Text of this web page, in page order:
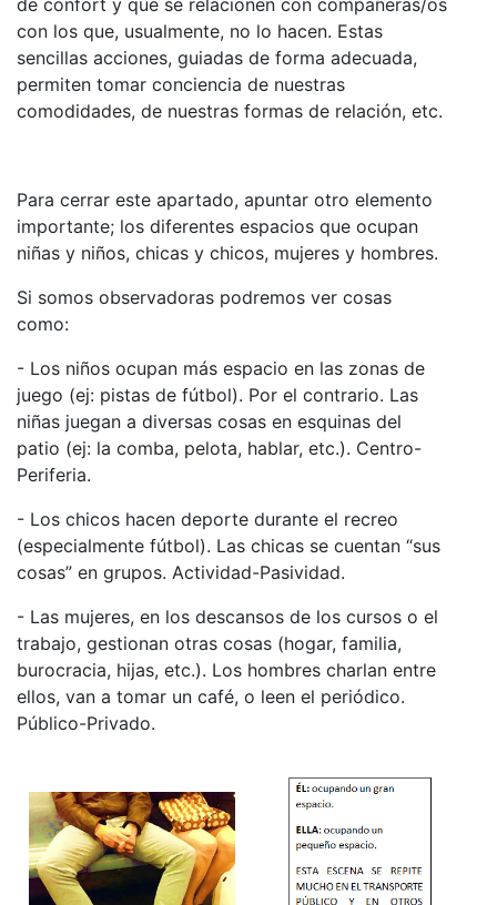
con los que, usualmente, no lo hacen. Estas
sencillas acciones, guiadas de forma adecuada,
permiten tomar conciencia de nuestras
comodidades, de nuestras formas de relación, etc.
Para cerrar este apartado, apuntar otro elemento
importante; los diferentes espacios que ocupan
niñas y niños, chicas y chicos, mujeres y hombres.
Si somos observadoras podremos ver cosas
como:
- Los niños ocupan más espacio en las zonas de
juego (ej: pistas de fútbol). Por el contrario. Las
niñas juegan a diversas cosas en esquinas del
patio (ej: la comba, pelota, hablar, etc.). Centro-
Periferia.
- Los chicos hacen deporte durante el recreo
(especialmente fútbol). Las chicas se cuentan “sus
cosas” en grupos. Actividad-Pasividad.
- Las mujeres, en los descansos de los cursos o el
trabajo, gestionan otras cosas (hogar, familia,
burocracia, hijas, etc.). Los hombres charlan entre
ellos, van a tomar un café, o leen el periódico.
Público-Privado.